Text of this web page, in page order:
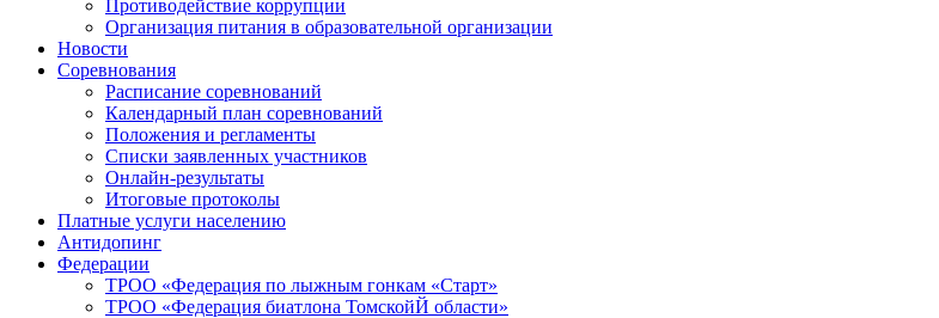
Противодействие коррупции
Организация питания в образовательной организации
Новости
Соревнования
Расписание соревнований
Календарный план соревнований
Положения и регламенты
Списки заявленных участников
Онлайн-результаты
Итоговые протоколы
Платные услуги населению
Антидопинг
Федерации
ТРОО «Федерация по лыжным гонкам «Старт»
ТРОО «Федерация биатлона ТомскойЙ области»